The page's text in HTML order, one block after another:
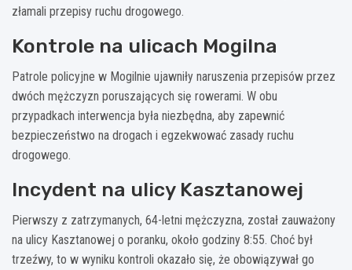
złamali przepisy ruchu drogowego.
Kontrole na ulicach Mogilna
Patrole policyjne w Mogilnie ujawniły naruszenia przepisów przez
dwóch mężczyzn poruszających się rowerami. W obu
przypadkach interwencja była niezbędna, aby zapewnić
bezpieczeństwo na drogach i egzekwować zasady ruchu
drogowego.
Incydent na ulicy Kasztanowej
Pierwszy z zatrzymanych, 64-letni mężczyzna, został zauważony
na ulicy Kasztanowej o poranku, około godziny 8:55. Choć był
trzeźwy, to w wyniku kontroli okazało się, że obowiązywał go